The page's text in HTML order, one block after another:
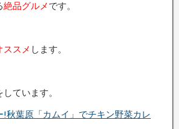
絶品グルメ です。
ススメ します。
ています。
!秋葉原「カムイ」でチキン野菜カレ